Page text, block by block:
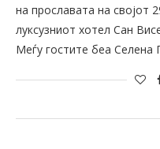
на прославата на својот
луксузниот хотел Сан
Меѓу гостите беа